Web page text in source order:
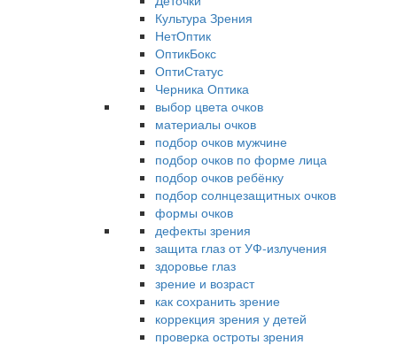
Культура Зрения
НетОптик
ОптикБокс
ОптиСтатус
Черника Оптика
выбор цвета очков
материалы очков
подбор очков мужчине
подбор очков по форме лица
подбор очков ребёнку
подбор солнцезащитных очков
формы очков
дефекты зрения
защита глаз от УФ-излучения
здоровье глаз
зрение и возраст
как сохранить зрение
коррекция зрения у детей
проверка остроты зрения